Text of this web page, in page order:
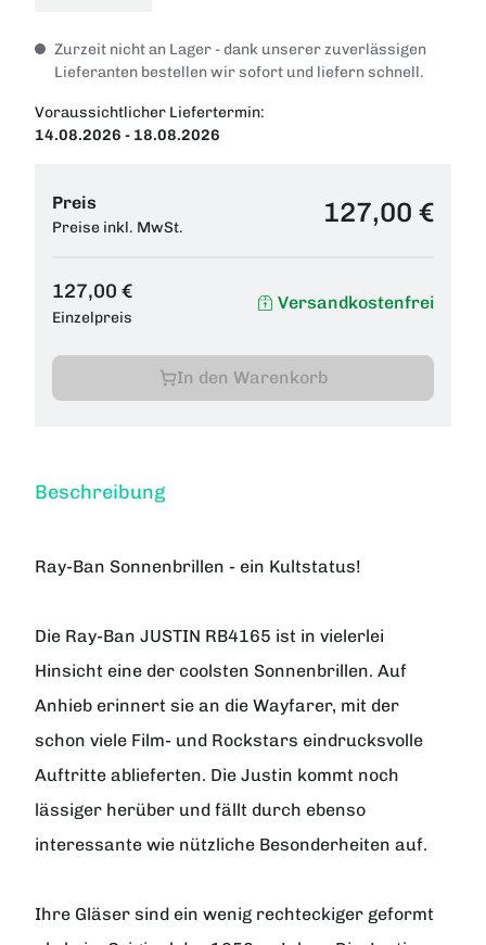
Zurzeit nicht an Lager - dank unserer zuverlässigen
Lieferanten bestellen wir sofort und liefern schnell.
Voraussichtlicher Liefertermin:
14.08.2026 - 18.08.2026
Preis
Preise inkl. MwSt. 127,00 €
127,00 €
Einzelpreis
Versandkostenfrei
In den Warenkorb
Beschreibung
Ray-Ban Sonnenbrillen - ein Kultstatus!
Die Ray-Ban JUSTIN RB4165 ist in vielerlei
Hinsicht eine der coolsten Sonnenbrillen. Auf
Anhieb erinnert sie an die Wayfarer, mit der
schon viele Film- und Rockstars eindrucksvolle
Auftritte ablieferten. Die Justin kommt noch
lässiger herüber und fällt durch ebenso
interessante wie nützliche Besonderheiten auf.
Ihre Gläser sind ein wenig rechteckiger geformt